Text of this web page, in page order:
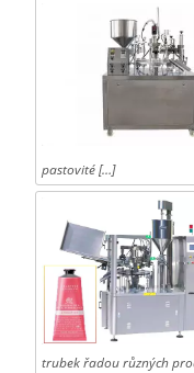
pastovité […]
trubek řadou různých